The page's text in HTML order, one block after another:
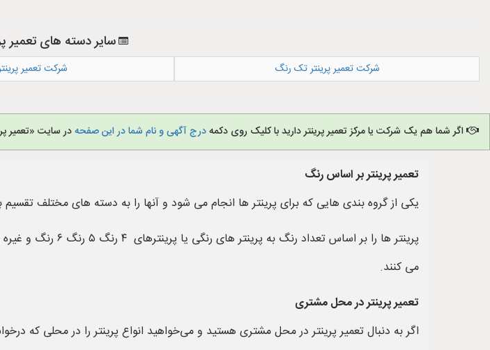
سایر دسته های تعمیر
شرکت تعمیر پرینتر تک رنگ شرکت تعمیر
اگر شما هم یک شرکت یا مرکز تعمیر پرینتر دارید با کلیک روی دکمهدرج آگهی و نام شما در این صفحهدر سایت «تعمیر
تعمیر پرینتر بر اساس رنگ
یکی از گروه بندی هایی که برای پرینتر ها انجام می شود و آنها را به دسته های مختلف
پرینتر ها را بر
می کنند.
تعمیر پرینتر در محل مشتری
اگر به دنبال تعمیر پرینتر در محل مشتری هستید و می‌خواهید انواع پرینتر را در محلی که